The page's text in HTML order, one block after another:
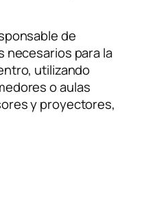
de
necesarios para la
utilizando
o aulas
y proyectores,